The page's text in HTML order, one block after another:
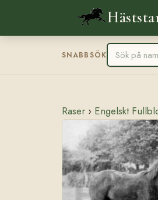
SNABBSÖK
Raser › Engelskt